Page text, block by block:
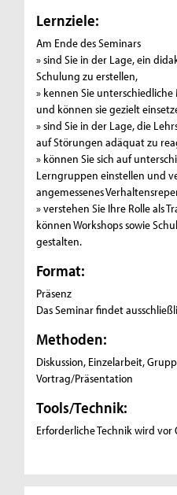
Lernziele:
Am Ende des Seminars
» sind Sie in der Lage, ein
Schulung zu erstellen,
» kennen Sie
und können sie gezielt
» sind Sie in der Lage, die
auf Störungen adäquat zu
» können Sie sich auf
Lerngruppen einstellen und
angemessenes
» verstehen Sie Ihre Rolle als
können Workshops sowie
gestalten.
Format:
Präsenz
Das Seminar findet
Methoden:
Diskussion, Einzelarbeit,
Vortrag/Präsentation
Tools/Technik:
Erforderliche Technik wird